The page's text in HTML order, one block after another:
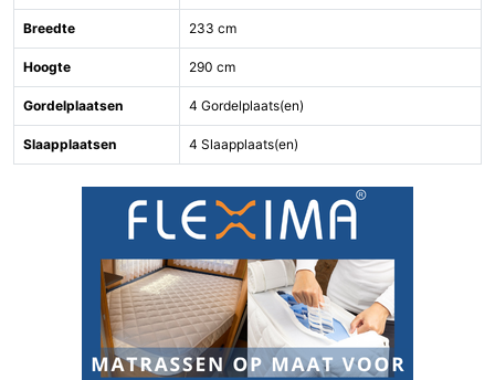
Breedte 233 cm
Hoogte 290 cm
Gordelplaatsen 4 Gordelplaats(en)
Slaapplaatsen 4 Slaapplaats(en)